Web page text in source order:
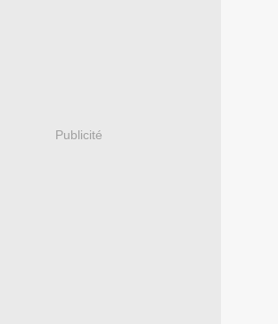
Publicité